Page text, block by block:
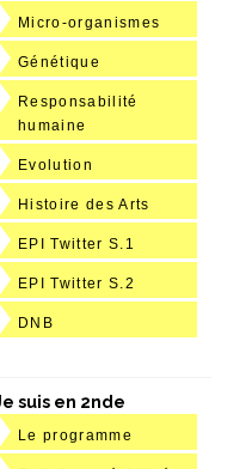
Micro-organismes
Génétique
Responsabilité
humaine
Evolution
Histoire des Arts
EPI Twitter S.1
EPI Twitter S.2
DNB
suis en 2nde
Le programme